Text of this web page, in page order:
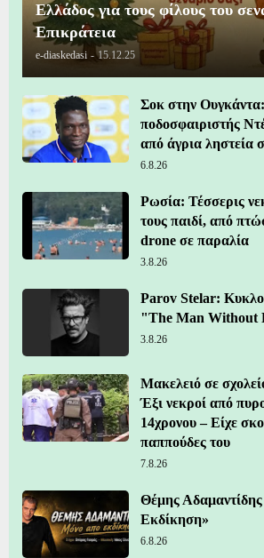
Ελλάδος για τους φίλους του
Επικράτεια
e-diaskedasi - 15.12.25
Σοκ στην
ποδοσφαιριστής
από άγρια ληστεία
6.8.26
Ρωσία: Τέσσερις
τους παιδί, από
drone σε παραλία
3.8.26
Parov Stelar:
"The Man Without
3.8.26
Μακελειό σε
Έξι νεκροί από
14χρονου – Είχε
παππούδες του
7.8.26
Θέμης
Εκδίκηση»
6.8.26